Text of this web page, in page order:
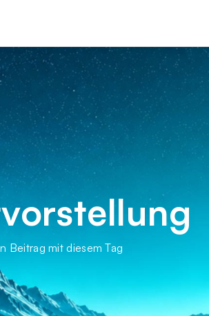
Beitrag mit diesem Tag